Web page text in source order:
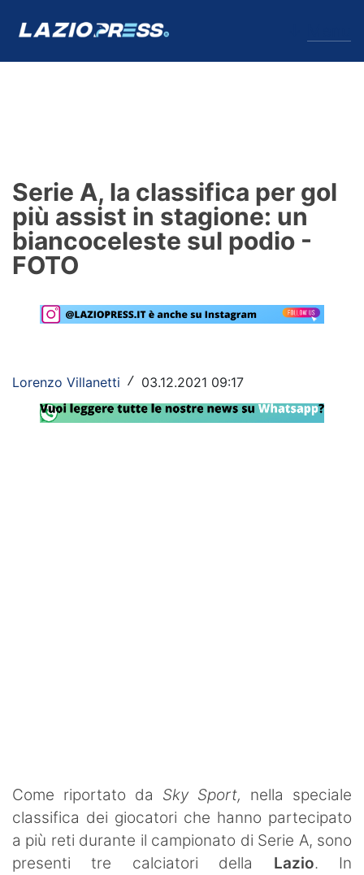
Formello
Infortuni
Primavera
Calciomercato
Rassegna Lazio
Social
Serie A, la classifica per gol
più assist in stagione: un
biancoceleste sul podio -
FOTO
Lorenzo Villanetti / 03.12.2021 09:17
Come riportato da Sky Sport, nella speciale
classifica dei giocatori che hanno partecipato
a più reti durante il campionato di Serie A, sono
presenti tre calciatori della Lazio. In